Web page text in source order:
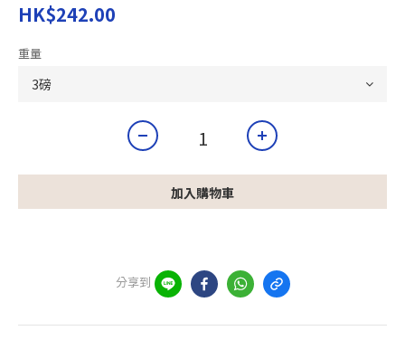
HK$242.00
重量
加入購物車
分享到